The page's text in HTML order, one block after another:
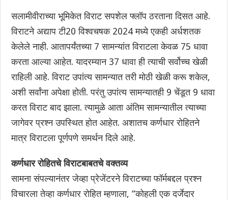
सलामीवीराच्या भूमिकेत विराट सपशेल फ्लॉप ठरताना दिसत आहे.
विराटने अद्याप टी20 विश्वचषक 2024 मध्ये एकही अर्धशतक
केलेले नाही. आतापर्यंतच्या 7 सामन्यांत विराटला केवळ 75 धावा
करता आल्या आहेत. यादरम्यान 37 धावा ही त्याची सर्वोच्च खेळी
राहिली आहे. विराट उपांत्य सामन्यात तरी मोठी खेळी करू शकेल,
अशी सर्वांना अपेक्षा होती. परंतु उपांत्य सामन्यातही 9 चेंडूत 9 धावा
करत विराट बाद झाला. त्यामुळे आता अंतिम सामन्यातील त्याच्या
जागेवर प्रश्न उपस्थित होत आहेत. अशातच कर्णधार रोहितने
मात्र विराटला पूर्णपणे समर्थन दिले आहे.
कर्णधार रोहितचे विराटबाबतचे वक्तव्य
सामना संपल्यानंतर जेव्हा प्रेजेंटरने विराटच्या फॉर्मबद्दल प्रश्न
विचारला तेव्हा कर्णधार रोहित म्हणाला, “कोहली एक दर्जेदार